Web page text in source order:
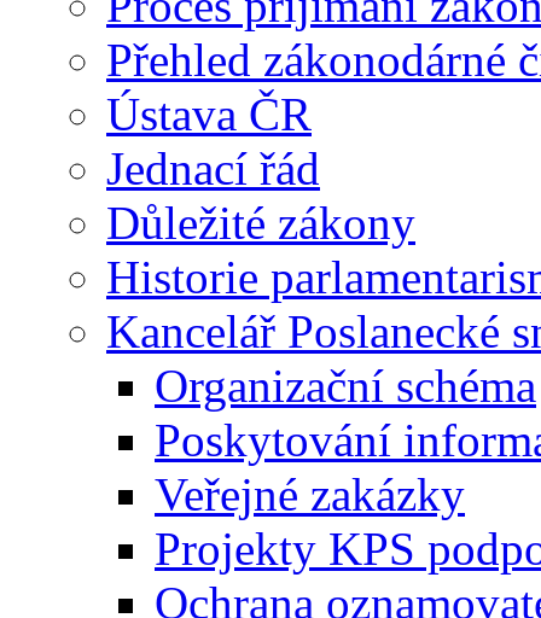
Přehled zákonodárné
Ústava ČR
Jednací řád
Důležité zákony
Historie
Kancelář Poslanecké
Organizační schéma
Poskytování
Veřejné zakázky
Projekty KPS
Ochrana